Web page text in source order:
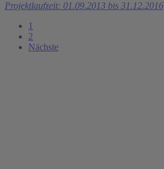
Projektlaufzeit: 01.09.2013 bis 31.12.2016
1
2
Nächste